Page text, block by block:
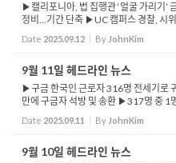
▶캘리포니아, 법 집행관 ‘얼굴 가리기’
정비…기간 단축 ▶UC 캠퍼스 경찰, 시
반 논란 ▶연방법원, DHS·LAPD에 시위
Date 2025.09.12 By JohnKim
9월 11일 헤드라인 뉴스
▶구금 한국인 근로자 316명 전세기로
만에 구금자 석방 및 송환 ▶317명 중 1
포함 ▶한미, 이번 사태 계기로 기업 인
Date 2025.09.11 By JohnKim
9월 10일 헤드라인 뉴스